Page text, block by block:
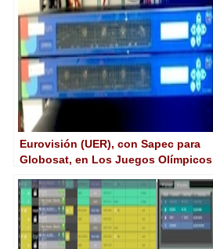
Eurovisión (UER), con Sapec para
Globosat, en Los Juegos Olímpicos